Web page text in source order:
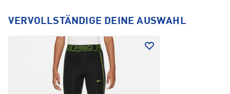
VERVOLLSTÄNDIGE DEINE AUSWAHL